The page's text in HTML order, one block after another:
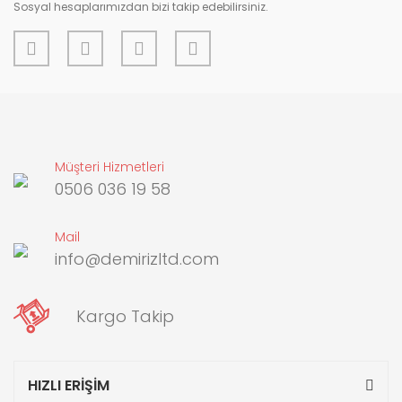
Sosyal hesaplarımızdan bizi takip edebilirsiniz.
Müşteri Hizmetleri
0506 036 19 58
Mail
info@demirizltd.com
Kargo Takip
HIZLI ERİŞİM